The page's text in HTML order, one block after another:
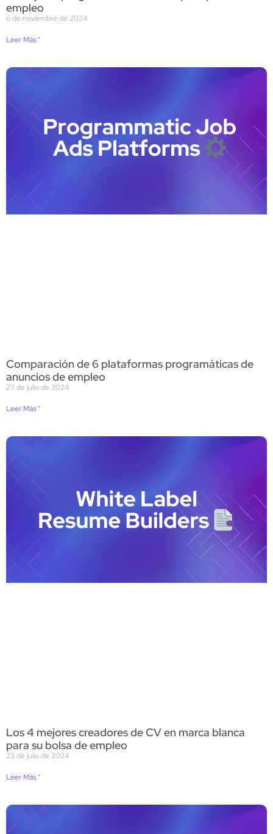
empleo
6 de noviembre de 2024
Leer Más "
Comparación de 6 plataformas programáticas de
anuncios de empleo
27 de julio de 2024
Leer Más "
Los 4 mejores creadores de CV en marca blanca
para su bolsa de empleo
23 de julio de 2024
Leer Más "